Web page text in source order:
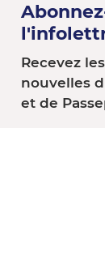
Recevez
nouvelles
et de